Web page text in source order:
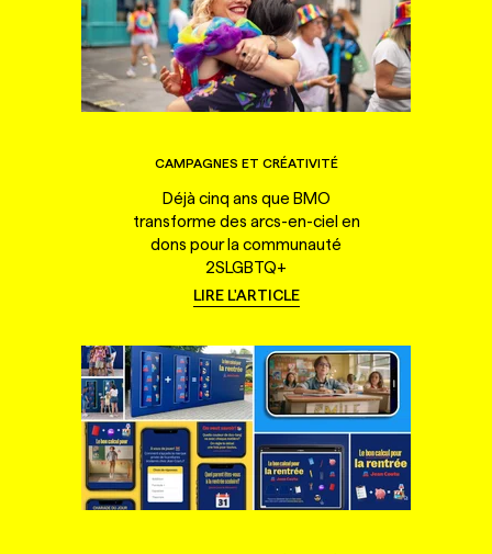
CAMPAGNES ET CRÉATIVITÉ
Déjà cinq ans que BMO
transforme des arcs-en-ciel en
dons pour la communauté
2SLGBTQ+
LIRE L'ARTICLE